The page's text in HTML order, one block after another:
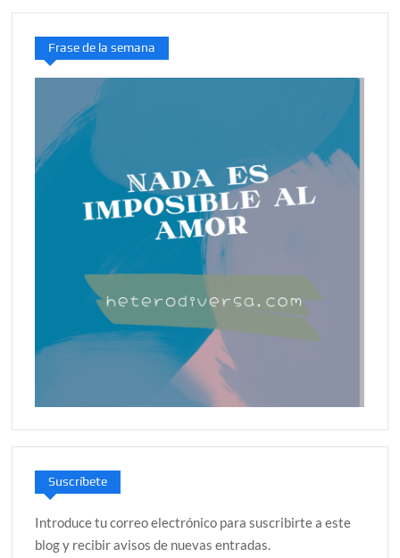
Frase de la semana
Suscríbete
Introduce tu correo electrónico para suscribirte a este
blog y recibir avisos de nuevas entradas.